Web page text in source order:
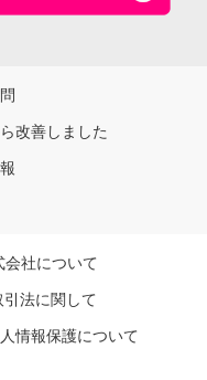
改善しました
会社について
引法に関して
情報保護について